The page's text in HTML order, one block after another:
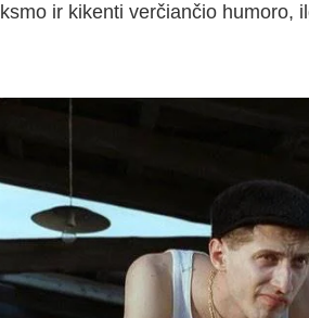
ir kikenti verčiančio humoro,